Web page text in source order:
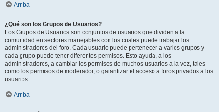
Arriba
¿Qué son los Grupos de Usuarios?
Los Grupos de Usuarios son conjuntos de usuarios que dividen a la
comunidad en sectores manejables con los cuales puede trabajar los
administradores del foro. Cada usuario puede pertenecer a varios grupos y
cada grupo puede tener diferentes permisos. Esto ayuda, a los
administradores, a cambiar los permisos de muchos usuarios a la vez, tales
como los permisos de moderador, o garantizar el acceso a foros privados a los
usuarios.
Arriba